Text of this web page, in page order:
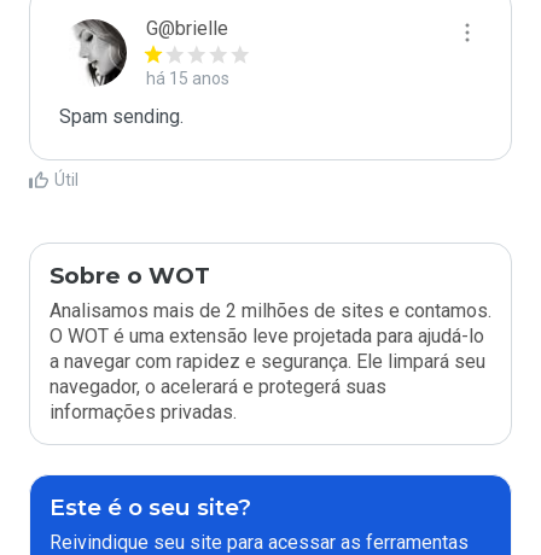
G@brielle
há 15 anos
Spam sending.
Útil
Sobre o WOT
Analisamos mais de 2 milhões de sites e contamos.
O WOT é uma extensão leve projetada para ajudá-lo
a navegar com rapidez e segurança. Ele limpará seu
navegador, o acelerará e protegerá suas
informações privadas.
Este é o seu site?
Reivindique seu site para acessar as ferramentas